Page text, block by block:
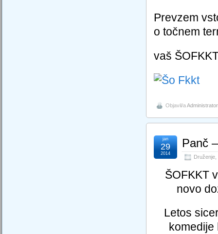
Prevzem
o točnem
vaš
Objavil/aAdministrator
Panč
Druženje
jan
29
2014
ŠOFKKT
novo
Letos